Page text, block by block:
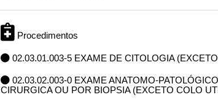
Procedimentos
02.03.01.003-5 EXAME DE CITOLOGIA
02.03.02.003-0 EXAME ANATOMO-
CIRURGICA OU POR BIOPSIA (EXCETO COLO